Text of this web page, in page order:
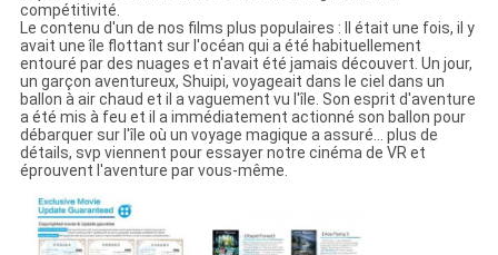
compétitivité.
Le contenu d'un de nos films plus populaires : Il était une fois, il y
avait une île flottant sur l'océan qui a été habituellement
entouré par des nuages et n'avait été jamais découvert. Un jour,
un garçon aventureux, Shuipi, voyageait dans le ciel dans un
ballon à air chaud et il a vaguement vu l'île. Son esprit d'aventure
a été mis à feu et il a immédiatement actionné son ballon pour
débarquer sur l'île où un voyage magique a assuré… plus de
détails, svp viennent pour essayer notre cinéma de VR et
éprouvent l'aventure par vous-même.